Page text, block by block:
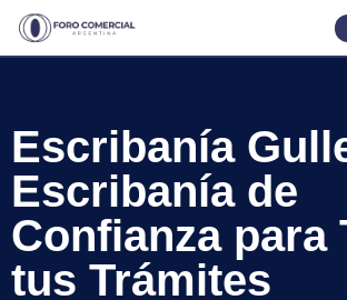
Skip
Escribanía
Escribanía de
Confianza para
tus Trámites